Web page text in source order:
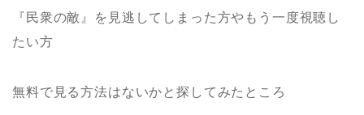
『民衆の敵』を見逃してしまった方やもう一度視聴し
たい方
無料で見る方法はないかと探してみたところ